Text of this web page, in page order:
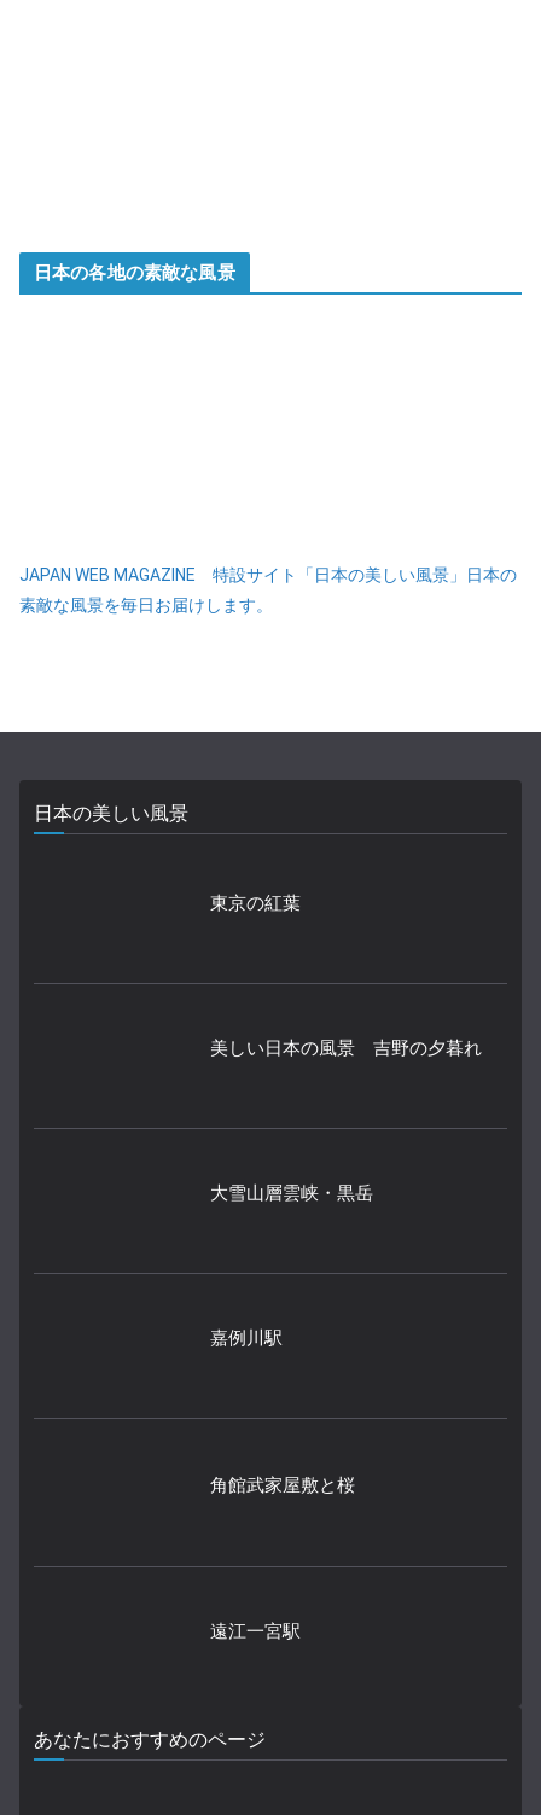
日本の各地の素敵な風景
JAPAN WEB MAGAZINE 特設サイト「日本の美しい風景」日本の
素敵な風景を毎日お届けします。
日本の美しい風景
東京の紅葉
美しい日本の風景 吉野の夕暮れ
大雪山層雲峡・黒岳
嘉例川駅
角館武家屋敷と桜
遠江一宮駅
あなたにおすすめのページ